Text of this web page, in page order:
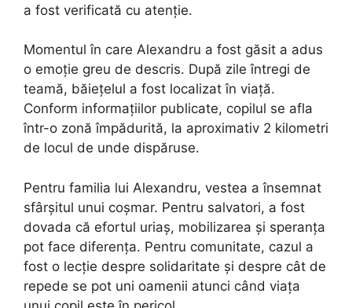
a fost verificată cu atenție.
Momentul în care Alexandru a fost găsit a adus
o emoție greu de descris. După zile întregi de
teamă, băiețelul a fost localizat în viață.
Conform informațiilor publicate, copilul se afla
într-o zonă împădurită, la aproximativ 2 kilometri
de locul de unde dispăruse.
Pentru familia lui Alexandru, vestea a însemnat
sfârșitul unui coșmar. Pentru salvatori, a fost
dovada că efortul uriaș, mobilizarea și speranța
pot face diferența. Pentru comunitate, cazul a
fost o lecție despre solidaritate și despre cât de
repede se pot uni oamenii atunci când viața